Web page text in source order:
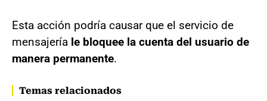
Esta acción podría causar que el servicio de
mensajería le bloquee la cuenta del usuario de
manera permanente.
Temas relacionados